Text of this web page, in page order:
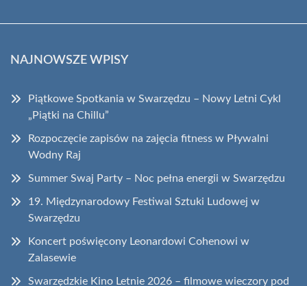
NAJNOWSZE WPISY
Piątkowe Spotkania w Swarzędzu – Nowy Letni Cykl
„Piątki na Chillu”
Rozpoczęcie zapisów na zajęcia fitness w Pływalni
Wodny Raj
Summer Swaj Party – Noc pełna energii w Swarzędzu
19. Międzynarodowy Festiwal Sztuki Ludowej w
Swarzędzu
Koncert poświęcony Leonardowi Cohenowi w
Zalasewie
Swarzędzkie Kino Letnie 2026 – filmowe wieczory pod